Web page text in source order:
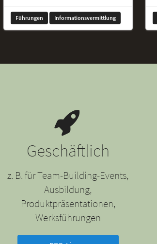
Führungen Informationsvermittlung
Geschäftlich
z. B. für Team-Building-Events,
Ausbildung,
Produktpräsentationen,
Werksführungen